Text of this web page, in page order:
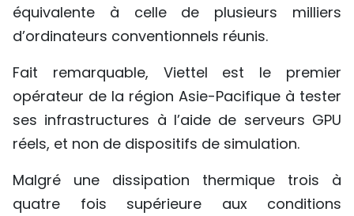
équivalente à celle de plusieurs milliers
d’ordinateurs conventionnels réunis.
Fait remarquable, Viettel est le premier
opérateur de la région Asie-Pacifique à tester
ses infrastructures à l’aide de serveurs GPU
réels, et non de dispositifs de simulation.
Malgré une dissipation thermique trois à
quatre fois supérieure aux conditions